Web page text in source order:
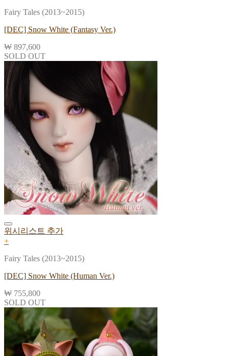
Fairy Tales (2013~2015)
[DEC] Snow White (Fantasy Ver.)
₩ 897,600
SOLD OUT
위시리스트 추가
+
Fairy Tales (2013~2015)
[DEC] Snow White (Human Ver.)
₩ 755,800
SOLD OUT